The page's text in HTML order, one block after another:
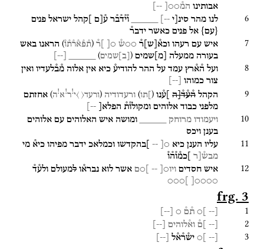
אבותינו המ֯○○[ --]
6 לנו מהר סינ[י --] ו֯י֯ד֯ב֯ר ע֯[ם ]קהל ישראל פנים
{עם} אל פנים כאשר ידבר֯
7 איש עם רעהו וכא֯ ש ר֯ ○○ש֯ ○[ ]ר֯ (ת֯פ֯א֯ר֯ת֯ו֯) הראנו באש
בעורה ממעלה מ שמים ( ב שמים)
--
8 ועל ה֯א֯רץ עמד על ההר להודיע֯ כיא אין אלוה מ֯ב֯לעדיו ואין
צור כמוהו --
9 הקהל ה֯ע֯ד֯[ה ]ע֯נו ( ]תו) ורעדודיה (ורעד⟨
⟩י!ר!א!ה) אחזתם
מלפני כבוד אלוהים ומקולו֯ת֯ הפלא[ --]
10 ויעמודו מרוחק ומושה איש האלוהים עם אלוהים
בענן ויכס
11 עליו הענן כיא ○[
-- ]בהקדשו וכמלאכ ידבר מפיהו כיא֯ מי
מבש֯[ר
]כמ֯ו֯ה֯ו֯
12 איש חסדים ויו○[ -- ]○ם אשר לוא נברא֯ו למעולם ולע֯ד֯
○○○○[
]○○○
frg. 3
1
[--
]○ ת֯ם֯ ○
--
2
[-- ]ם֯ וא֯לוהים --
3
[--
]○ יש֯ר֯א֯ל --